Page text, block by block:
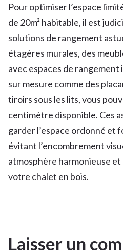
Pour optimiser l’espace
de 20m² habitable, il est
solutions de rangement
étagères murales, des
avec espaces de
sur mesure comme des
tiroirs sous les lits, vous
centimètre disponible. Ces
garder l’espace ordonné et
évitant l’encombrement
atmosphère harmonieuse et
votre chalet en bois.
Laisser un